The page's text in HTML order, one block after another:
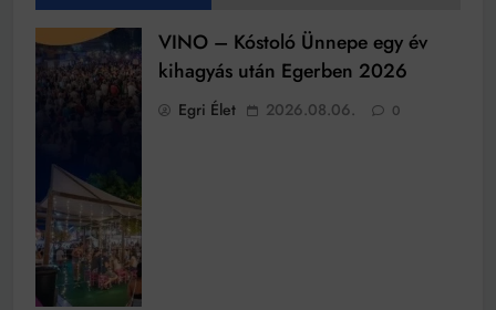
VINO – Kóstoló Ünnepe egy év
kihagyás után Egerben 2026
Egri Élet 2026.08.06. 0